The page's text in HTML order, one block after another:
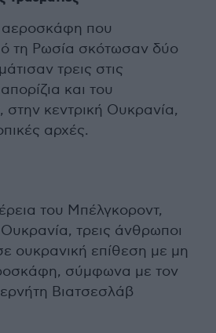
που
τη Ρωσία σκότωσαν δύο
τρεις στις
και του
στην κεντρική Ουκρανία,
αρχές.
του Μπέλγκοροντ,
τρεις άνθρωποι
ουκρανική επίθεση με μη
σύμφωνα με τον
Βιατσεσλάβ